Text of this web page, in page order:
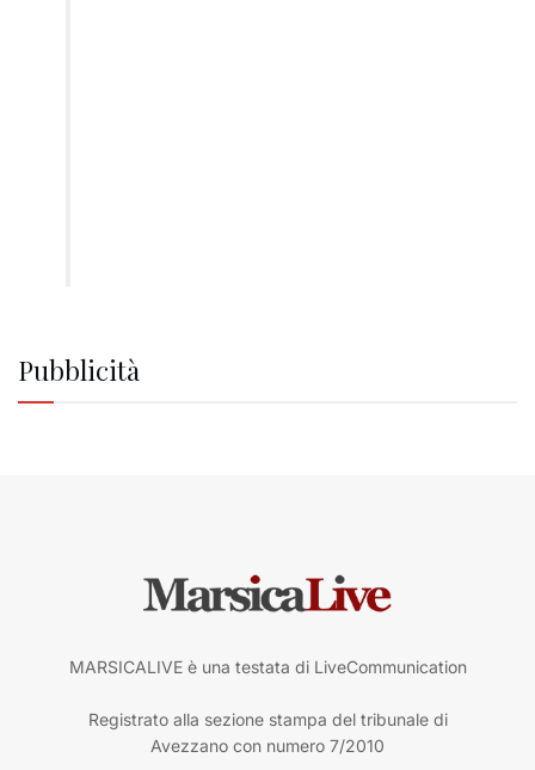
Pubblicità
MARSICALIVE è una testata di LiveCommunication
Registrato alla sezione stampa del tribunale di
Avezzano con numero 7/2010